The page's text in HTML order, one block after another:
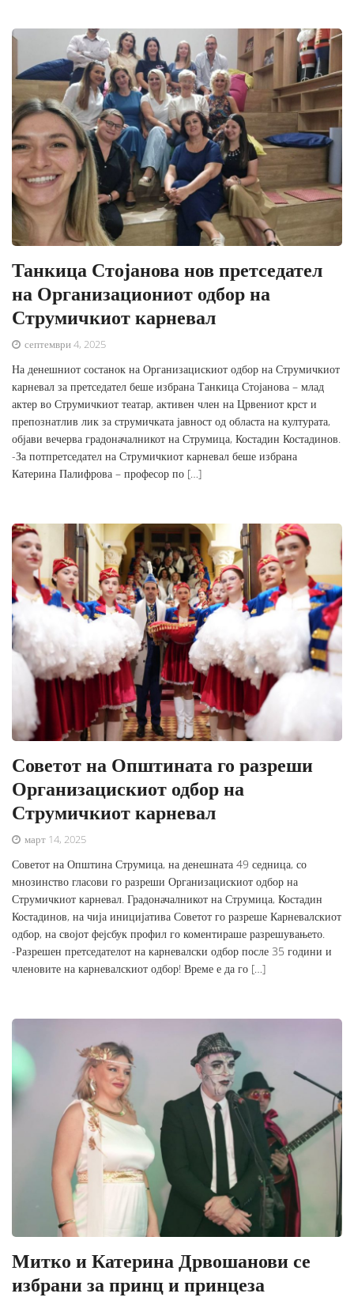
Танкица Стојанова нов претседател
на Организациониот одбор на
Струмичкиот карневал
септември 4, 2025
На денешниот состанок на Организацискиот одбор на Струмичкиот
карневал за претседател беше избрана Танкица Стојанова – млад
актер во Струмичкиот театар, активен член на Црвениот крст и
препознатлив лик за струмичката јавност од областа на културата,
објави вечерва градоначалникот на Струмица, Костадин Костадинов.
-За потпретседател на Струмичкиот карневал беше избрана
Катерина Палифрова – професор по […]
Советот на Општината го разреши
Организацискиот одбор на
Струмичкиот карневал
март 14, 2025
Советот на Општина Струмица, на денешната 49 седница, со
мнозинство гласови го разреши Организацискиот одбор на
Струмичкиот карневал. Градоначалникот на Струмица, Костадин
Костадинов, на чија иницијатива Советот го разреше Карневалскиот
одбор, на својот фејсбук профил го коментираше разрешувањето.
-Разрешен претседателот на карневалски одбор после 35 години и
членовите на карневалскиот одбор! Време е да го […]
Митко и Катерина Дрвошанови се
избрани за принц и принцеза